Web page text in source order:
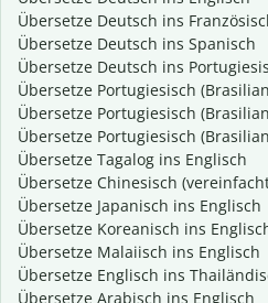
Übersetze Deutsch ins
Übersetze Deutsch ins Spanisch
Übersetze Deutsch ins
Übersetze Portugiesisch
Übersetze Portugiesisch
Übersetze Portugiesisch
Übersetze Tagalog ins Englisch
Übersetze Chinesisch
Übersetze Japanisch ins Englisch
Übersetze Koreanisch ins
Übersetze Malaiisch ins Englisch
Übersetze Englisch ins
Übersetze Arabisch ins Englisch